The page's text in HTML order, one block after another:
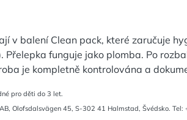
v balení Clean pack, které zaručuje
Přelepka funguje jako plomba. Po
je kompletně kontrolována a
pro děti do 3 let.
Olofsdalsvägen 45, S-302 41 Halmstad, Švédsko.